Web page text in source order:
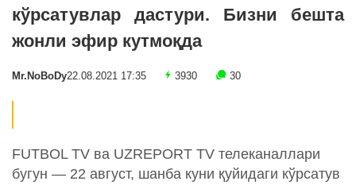
кўрсатувлар дастури. Бизни бешта
жонли эфир кутмоқда
Mr.NoBoDy22.08.2021 17:35 3930 30
FUTBOL TV ва UZREPORT TV телеканаллари
бугун — 22 август, шанба куни қуйидаги кўрсатув